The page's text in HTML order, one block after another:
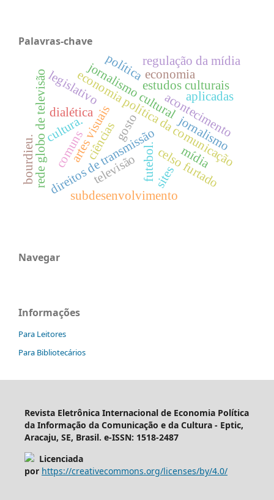
Palavras-chave
economia política da comunicação
direitos de transmissão
rede globo de televisão futebol.
jornalismo culturalestudos culturais
acontecimento
artes visuais
dialética gosto
celso furtado
subdesenvolvimento
cultura.
legislativo
sites
política
televisão mídia
economia
ciências
aplicadas
regulação da mídia
jornalismo
bourdieu. comuns
Navegar
Informações
Para Leitores
Para Bibliotecários
Revista Eletrônica Internacional de Economia Política
da Informação da Comunicação e da Cultura - Eptic,
Aracaju, SE, Brasil. e-ISSN: 1518-2487
Licenciada
por https://creativecommons.org/licenses/by/4.0/